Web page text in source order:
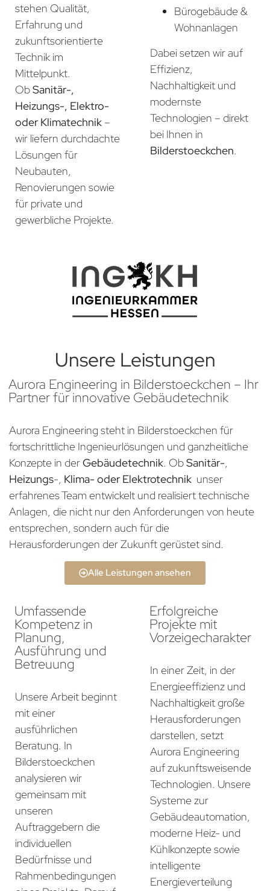
stehen Qualität,
Erfahrung und
zukunftsorientierte
Technik im
Mittelpunkt.
ObSanitär-,
Heizungs-, Elektro-
oder Klimatechnik –
wir liefern durchdachte
Lösungen für
Neubauten,
Renovierungen sowie
für private und
gewerbliche Projekte.
Bürogebäude &
Wohnanlagen
Dabei setzen wir auf
Effizienz,
Nachhaltigkeit und
modernste
Technologien – direkt
bei Ihnen in
Bilderstoeckchen.
Unsere Leistungen
Aurora Engineering in Bilderstoeckchen – Ihr
Partner für innovative Gebäudetechnik
Aurora Engineering steht in Bilderstoeckchen für
fortschrittliche Ingenieurlösungen und ganzheitliche
Konzepte in derGebäudetechnik. ObSanitär-,
Heizungs-, Klima- oder Elektrotechnik unser
erfahrenes Team entwickelt und realisiert technische
Anlagen, die nicht nur den Anforderungen von heute
entsprechen, sondern auch für die
Herausforderungen der Zukunft gerüstet sind.
Alle Leistungen ansehen
Umfassende
Kompetenz in
Planung,
Ausführung und
Betreuung
Unsere Arbeit beginnt
mit einer
ausführlichen
Beratung. In
Bilderstoeckchen
analysieren wir
gemeinsam mit
unseren
Auftraggebern die
individuellen
Bedürfnisse und
Rahmenbedingungen
Erfolgreiche
Projekte mit
Vorzeigecharakter
In einer Zeit, in der
Energieeffizienz und
Nachhaltigkeit große
Herausforderungen
darstellen, setzt
Aurora Engineering
auf zukunftsweisende
Technologien. Unsere
Systeme zur
Gebäudeautomation,
moderne Heiz- und
Kühlkonzepte sowie
intelligente
Energieverteilung